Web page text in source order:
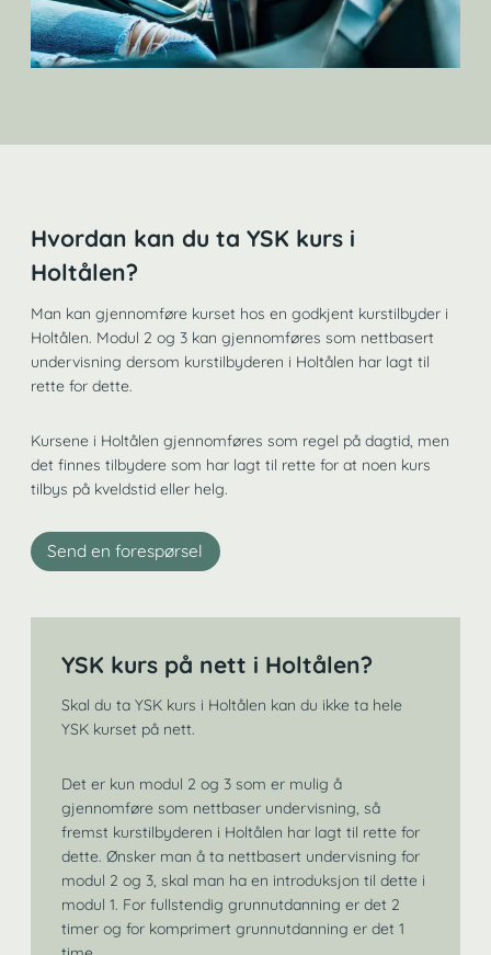
Hvordan kan du ta YSK kurs i
Holtålen?
Man kan gjennomføre kurset hos en godkjent kurstilbyder i
Holtålen. Modul 2 og 3 kan gjennomføres som nettbasert
undervisning dersom kurstilbyderen i Holtålen har lagt til
rette for dette.
Kursene i Holtålen gjennomføres som regel på dagtid, men
det finnes tilbydere som har lagt til rette for at noen kurs
tilbys på kveldstid eller helg.
Send en forespørsel
YSK kurs på nett i Holtålen?
Skal du ta YSK kurs i Holtålen kan du ikke ta hele
YSK kurset på nett.
Det er kun modul 2 og 3 som er mulig å
gjennomføre som nettbaser undervisning, så
fremst kurstilbyderen i Holtålen har lagt til rette for
dette. Ønsker man å ta nettbasert undervisning for
modul 2 og 3, skal man ha en introduksjon til dette i
modul 1. For fullstendig grunnutdanning er det 2
timer og for komprimert grunnutdanning er det 1